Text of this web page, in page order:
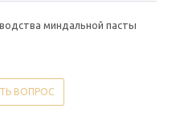
миндальной пасты
ВОПРОС